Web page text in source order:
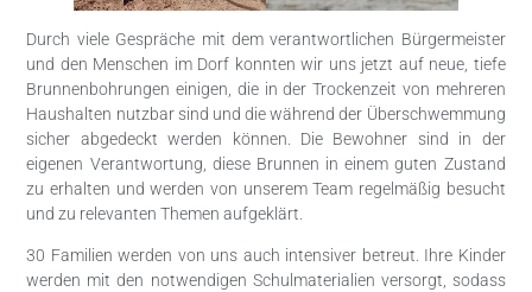
Durch viele Gespräche mit dem verantwortlichen Bürgermeister
und den Menschen im Dorf konnten wir uns jetzt auf neue, tiefe
Brunnenbohrungen einigen, die in der Trockenzeit von mehreren
Haushalten nutzbar sind und die während der Überschwemmung
sicher abgedeckt werden können. Die Bewohner sind in der
eigenen Verantwortung, diese Brunnen in einem guten Zustand
zu erhalten und werden von unserem Team regelmäßig besucht
und zu relevanten Themen aufgeklärt.
30 Familien werden von uns auch intensiver betreut. Ihre Kinder
werden mit den notwendigen Schulmaterialien versorgt, sodass